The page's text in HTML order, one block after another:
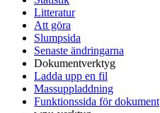
Litteratur
Att göra
Slumpsida
Senaste ändringarna
Dokumentverktyg
Ladda upp en fil
Massuppladdning
Funktionssida för dokument